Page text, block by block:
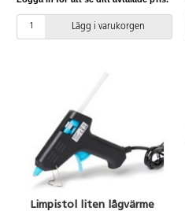
från 6 år och alltid under vuxens
överinseende. ø 7 mm. Längd
Lägg i varukorgen
Limpistol liten lågvärme